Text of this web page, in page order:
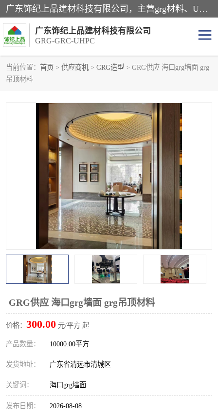
广东饰纪上品建材科技有限公司，主营grg材料、UHPC板、grc构件、uhpc幕墙板、grg厂家、grc厂家、uhpc厂家、GRG吊顶、grg石膏板、grg构件、外墙grc线条、grg造型、grg材料定制，uhpc高性能混凝土，uhpc构件，uhpc镂空挂板，grg材料生产厂家，广东grg厂家，广东grc厂家，联系方式*，2万平厂房，如果您对我公司的产品服务感兴趣，请联系我们。
广东饰纪上品建材科技有限公司
GRG-GRC-UHPC
当前位置： 首页 > 供应商机 > GRG造型 > GRG供应 海口grg墙面 grg
吊顶材料
GRG供应 海口grg墙面 grg吊顶材料
价格： 300.00 元/平方 起
产品数量： 10000.00平方
发货地址： 广东省清远市清城区
关键词： 海口grg墙面
发布日期： 2026-08-08
GRG构件
发泡陶瓷装饰构件
GRC厂家
GRG材料生产厂家
UHPC幕墙板 GRC树池坐凳
UHPC树池坐凳